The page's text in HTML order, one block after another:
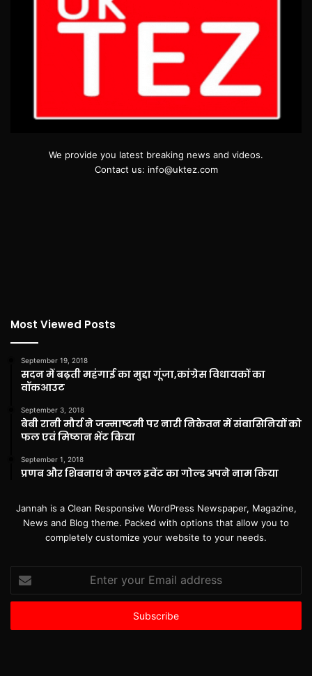
We provide you latest breaking news and videos.
Contact us: info@uktez.com
Most Viewed Posts
September 19, 2018
सदन में बढ़ती महंगाई का मुद्दा गूंजा,कांग्रेस विधायकों का
वॉकआउट
September 3, 2018
बेबी रानी मौर्य ने जन्माष्टमी पर नारी निकेतन में संवासिनियों को
फल एवं मिष्ठान भेंट किया
September 1, 2018
प्रणब और शिबनाथ ने कपल इवेंट का गोल्ड अपने नाम किया
Jannah is a Clean Responsive WordPress Newspaper, Magazine,
News and Blog theme. Packed with options that allow you to
completely customize your website to your needs.
Enter
your
Email